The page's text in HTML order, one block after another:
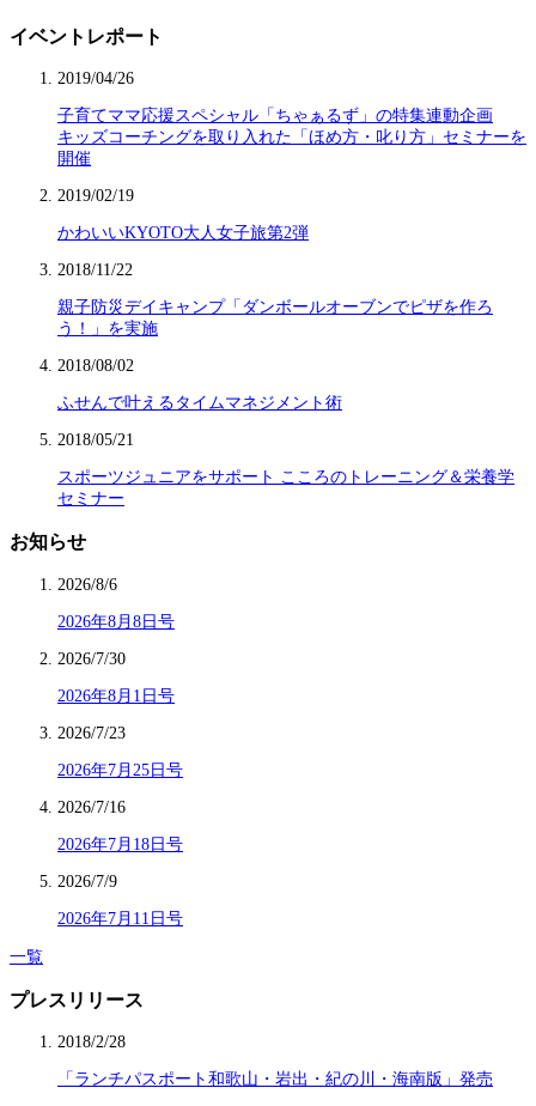
イベントレポート
2019/04/26
子育てママ応援スペシャル「ちゃぁるず」の特集連動企画
キッズコーチングを取り入れた「ほめ方・叱り方」セミナーを
開催
2019/02/19
かわいいKYOTO大人女子旅第2弾
2018/11/22
親子防災デイキャンプ「ダンボールオーブンでピザを作ろ
う！」を実施
2018/08/02
ふせんで叶えるタイムマネジメント術
2018/05/21
スポーツジュニアをサポート こころのトレーニング＆栄養学
セミナー
お知らせ
2026/8/6
2026年8月8日号
2026/7/30
2026年8月1日号
2026/7/23
2026年7月25日号
2026/7/16
2026年7月18日号
2026/7/9
2026年7月11日号
一覧
プレスリリース
2018/2/28
「ランチパスポート和歌山・岩出・紀の川・海南版」発売